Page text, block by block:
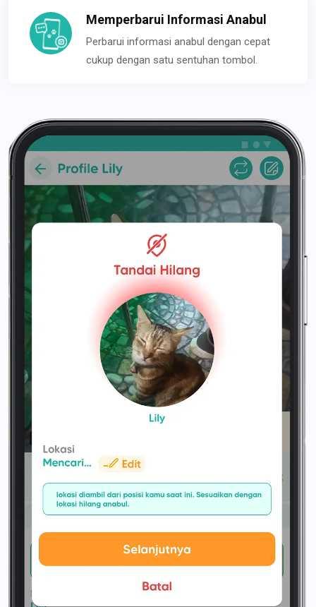
Memperbarui Informasi Anabul
Perbarui informasi anabul dengan cepat
cukup dengan satu sentuhan tombol.